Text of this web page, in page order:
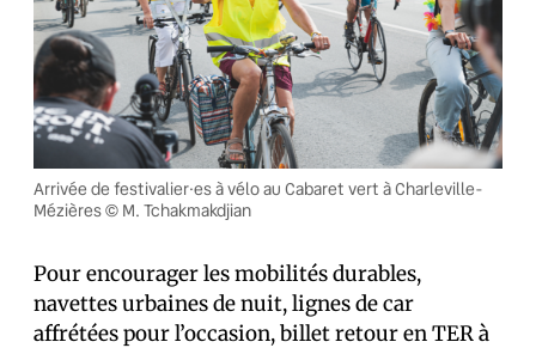
Arrivée de festivalier·es à vélo au Cabaret vert à Charleville-
Mézières © M. Tchakmakdjian
Pour encourager les mobilités durables,
navettes urbaines de nuit, lignes de car
affrétées pour l’occasion, billet retour en TER à